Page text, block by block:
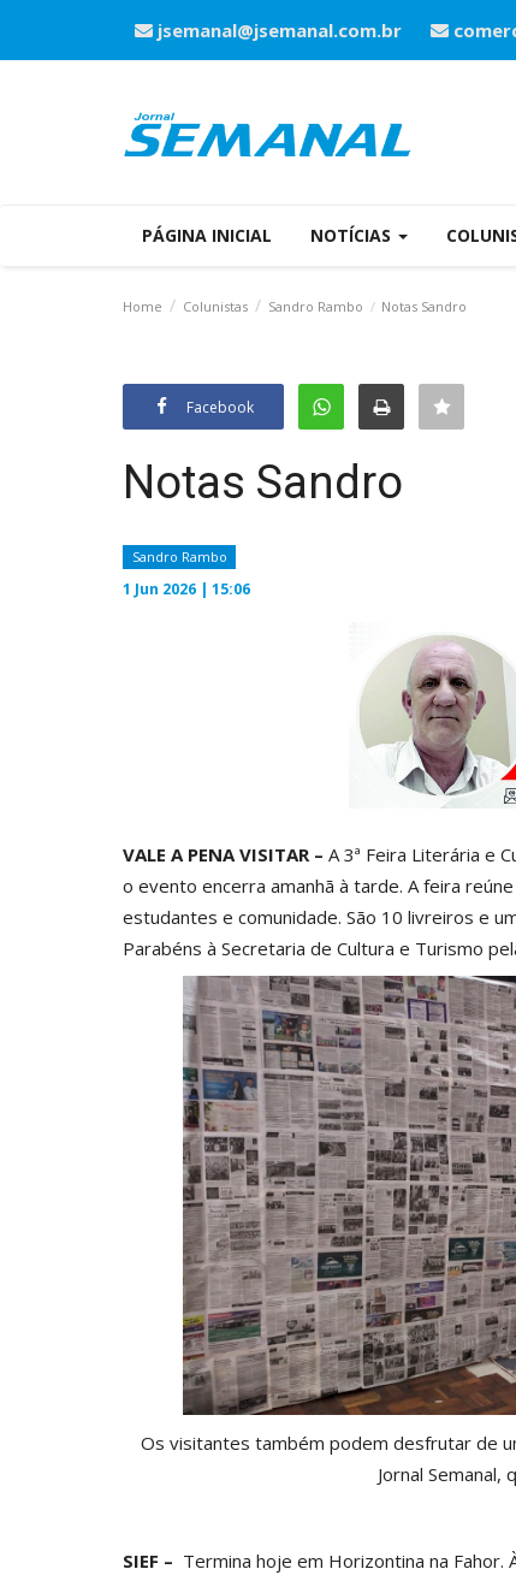
jsemanal@jsemanal.com.br
PÁGINA INICIAL NOTÍCIAS
Home Colunistas Sandro Rambo Notas Sandro
Facebook
Notas Sandro
Sandro Rambo
1 Jun 2026 | 15:06
VALE A PENA VISITAR – A 3ª Feira Literária e
o evento encerra amanhã à tarde. A feira
estudantes e comunidade. São 10 livreiros e
Parabéns à Secretaria de Cultura e Turismo
Os visitantes também podem desfrutar de
Jornal Semanal,
SIEF – Termina hoje em Horizontina na